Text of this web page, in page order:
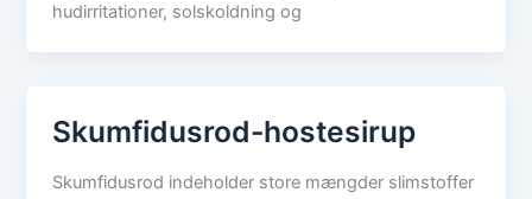
hudirritationer, solskoldning og
Skumfidusrod-hostesirup
Skumfidusrod indeholder store mængder slimstoffer